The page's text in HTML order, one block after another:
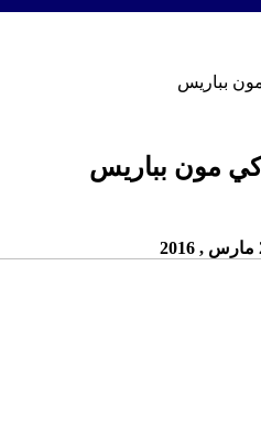
بباريس
مون بباريس